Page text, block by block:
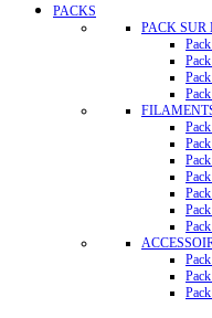
PACKS
PACK SUR